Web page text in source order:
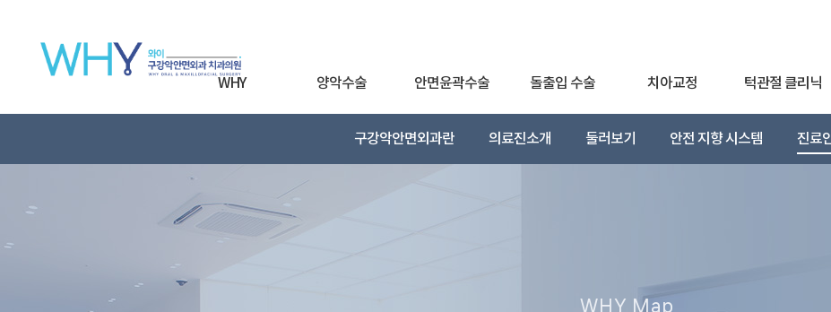
WHY 양악수술 안면윤곽수술 돌출입 수술 치아교정 턱관절 클리닉
구강악안면외과란 의료진소개 둘러보기 안전 지향 시스템 진료
WHY Map